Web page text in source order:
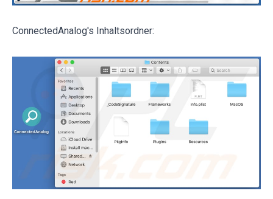
ConnectedAnalog's Inhaltsordner: